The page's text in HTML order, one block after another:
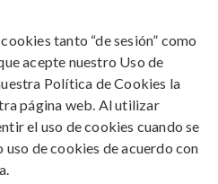
tanto “de sesión” como
acepte nuestro Uso de
Política de Cookies la
página web. Al utilizar
el uso de cookies cuando se
de cookies de acuerdo con